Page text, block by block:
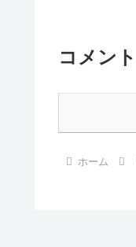
コメント
ホーム